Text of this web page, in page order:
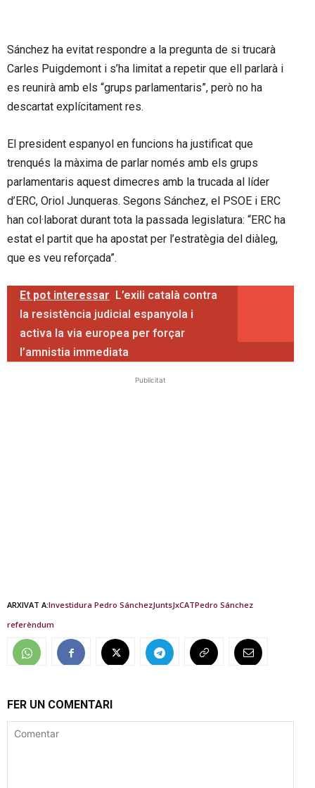
Sánchez ha evitat respondre a la pregunta de si trucarà
Carles Puigdemont i s’ha limitat a repetir que ell parlarà i
es reunirà amb els “grups parlamentaris”, però no ha
descartat explícitament res.
El president espanyol en funcions ha justificat que
trenqués la màxima de parlar només amb els grups
parlamentaris aquest dimecres amb la trucada al líder
d’ERC, Oriol Junqueras. Segons Sánchez, el PSOE i ERC
han col·laborat durant tota la passada legislatura: “ERC ha
estat el partit que ha apostat per l’estratègia del diàleg,
que es veu reforçada”.
Et pot interessar L’exili català contra
la resistència judicial espanyola i
activa la via europea per forçar
l’amnistia immediata
Publicitat
ARXIVAT A:Investidura Pedro SánchezJuntsJxCATPedro Sánchez
referèndum
FER UN COMENTARI